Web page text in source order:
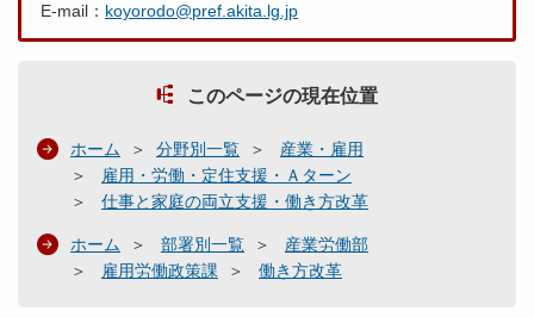
E-mail： koyorodo@pref.akita.lg.jp
このページの現在位置
ホーム 分野別一覧
産業・雇用
雇用・労働・定住支援・Ａターン
仕事と家庭の両立支援・働き方改革
ホーム 部署別一覧
産業労働部
雇用労働政策課
働き方改革